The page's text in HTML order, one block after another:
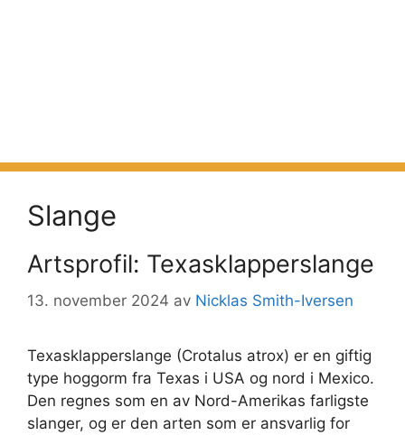
Slange
Artsprofil: Texasklapperslange
13. november 2024 av Nicklas Smith-Iversen
Texasklapperslange (Crotalus atrox) er en giftig
type hoggorm fra Texas i USA og nord i Mexico.
Den regnes som en av Nord-Amerikas farligste
slanger, og er den arten som er ansvarlig for